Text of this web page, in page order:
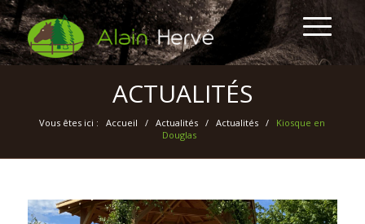
ACTUALITÉS
Vous êtes ici : Accueil / Actualités / Actualités /
Kiosque en
Douglas